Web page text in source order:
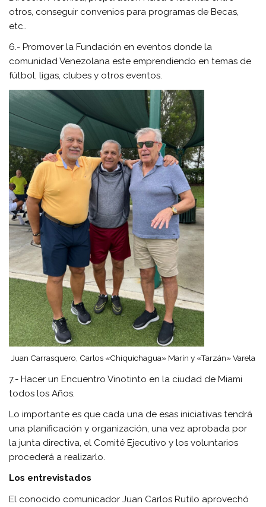
otros, conseguir convenios para programas de Becas,
etc..
6.- Promover la Fundación en eventos donde la
comunidad Venezolana este emprendiendo en temas de
fútbol, ligas, clubes y otros eventos.
Juan Carrasquero, Carlos «Chiquichagua» Marín y «Tarzán» Varela
7.- Hacer un Encuentro Vinotinto en la ciudad de Miami
todos los Años.
Lo importante es que cada una de esas iniciativas tendrá
una planificación y organización, una vez aprobada por
la junta directiva, el Comité Ejecutivo y los voluntarios
procederá a realizarlo.
Los entrevistados
El conocido comunicador Juan Carlos Rutilo aprovechó